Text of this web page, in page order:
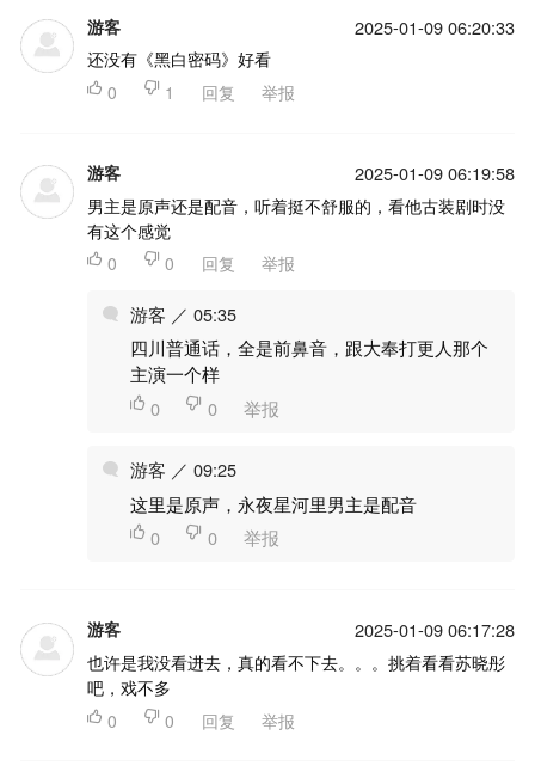
游客 2025-01-09 06:20:33
还没有《黑白密码》好看
 0  1 回复 举报
游客 2025-01-09 06:19:58
男主是原声还是配音，听着挺不舒服的，看他古装剧时没
有这个感觉
 0  0 回复 举报
游客 ／ 05:35
四川普通话，全是前鼻音，跟大奉打更人那个
主演一个样
 0  0 举报
游客 ／ 09:25
这里是原声，永夜星河里男主是配音
 0  0 举报
游客 2025-01-09 06:17:28
也许是我没看进去，真的看不下去。。。挑着看看苏晓彤
吧，戏不多
 0  0 回复 举报